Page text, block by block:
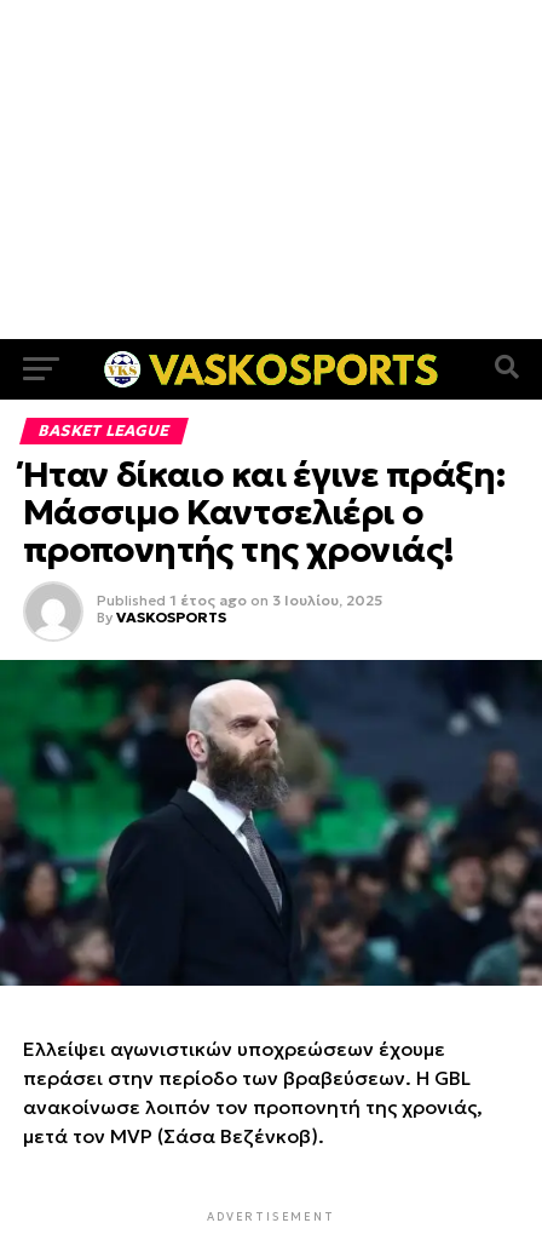
BASKET LEAGUE
Ήταν δίκαιο και έγινε πράξη:
Μάσσιμο Καντσελιέρι ο
προπονητής της χρονιάς!
Published 1 έτος ago on 3 Ιουλίου, 2025
By VASKOSPORTS
Ελλείψει αγωνιστικών υποχρεώσεων έχουμε
περάσει στην περίοδο των βραβεύσεων. Η GBL
ανακοίνωσε λοιπόν τον προπονητή της χρονιάς,
μετά τον MVP (Σάσα Βεζένκοβ).
ADVERTISEMENT